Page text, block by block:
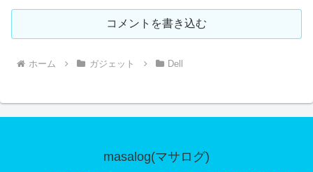
コメントを書き込む
ホーム ガジェット Dell
masalog(マサログ)